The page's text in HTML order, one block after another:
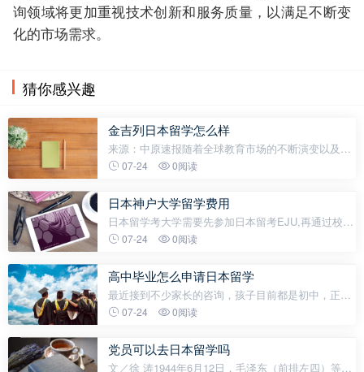
询领域将更加重视技术创新和服务质量，以满足不断变
化的市场需求。
猜你感兴趣
金吉列日本留学怎么样
来源：中原速报随着全球教育市场的不断演变以及中
国经济形势的调整，中国的留学市场也在经历一场前
统留学咨询机构面临着前所未有
07-24 0阅读
日本神户大学留学费用
日本留学考大学需要先参加日本留考EJU,再通过校内
考，合格后入学日本本科，但是由于近期大环境原
外，通过多年指导学生的经验来说，高
07-24 0阅读
高中毕业怎么申请日本留学
最近接到不少家长的咨询，孩子目前都是初中，正在
纠结是高中去日本好还是大学去日本好？现在就给大
对于留学生的要求是日语要有N
07-24 0阅读
党员可以去日本留学吗
文／徐 涛1944年6月12日，毛泽东（前排左四）等接